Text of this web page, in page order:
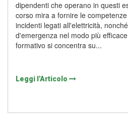
dipendenti che operano in questi
corso mira a fornire le
incidenti legati all'elettricità,
d'emergenza nel modo più
formativo si concentra su...
Leggi l'Articolo